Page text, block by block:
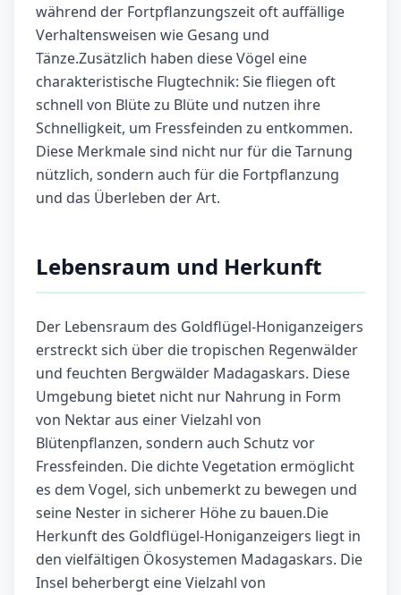
während der Fortpflanzungszeit oft auffällige
Verhaltensweisen wie Gesang und
Tänze.Zusätzlich haben diese Vögel eine
charakteristische Flugtechnik: Sie fliegen oft
schnell von Blüte zu Blüte und nutzen ihre
Schnelligkeit, um Fressfeinden zu entkommen.
Diese Merkmale sind nicht nur für die Tarnung
nützlich, sondern auch für die Fortpflanzung
und das Überleben der Art.
Lebensraum und Herkunft
Der Lebensraum des Goldflügel-Honiganzeigers
erstreckt sich über die tropischen Regenwälder
und feuchten Bergwälder Madagaskars. Diese
Umgebung bietet nicht nur Nahrung in Form
von Nektar aus einer Vielzahl von
Blütenpflanzen, sondern auch Schutz vor
Fressfeinden. Die dichte Vegetation ermöglicht
es dem Vogel, sich unbemerkt zu bewegen und
seine Nester in sicherer Höhe zu bauen.Die
Herkunft des Goldflügel-Honiganzeigers liegt in
den vielfältigen Ökosystemen Madagaskars. Die
Insel beherbergt eine Vielzahl von